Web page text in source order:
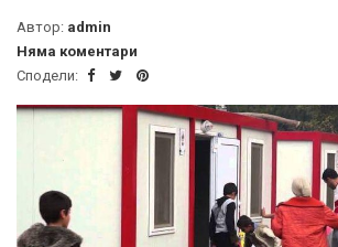
Автор: admin
Няма коментари
Сподели: